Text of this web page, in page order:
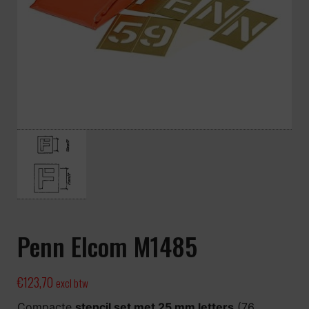
Penn Elcom M1485
€123,70 excl btw